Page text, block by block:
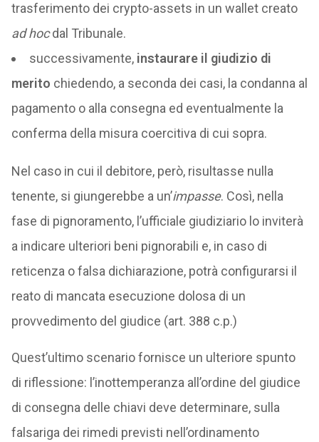
trasferimento dei crypto-assets in un wallet creato
ad hocdal Tribunale.
successivamente,instaurare il giudizio di
merito chiedendo, a seconda dei casi, la condanna al
pagamento o alla consegna ed eventualmente la
conferma della misura coercitiva di cui sopra.
Nel caso in cui il debitore, però, risultasse nulla
tenente, si giungerebbe a un’impasse. Così, nella
fase di pignoramento, l’ufficiale giudiziario lo inviterà
a indicare ulteriori beni pignorabili e, in caso di
reticenza o falsa dichiarazione, potrà configurarsi il
reato di mancata esecuzione dolosa di un
provvedimento del giudice (art. 388 c.p.)
Quest’ultimo scenario fornisce un ulteriore spunto
di riflessione: l’inottemperanza all’ordine del giudice
di consegna delle chiavi deve determinare, sulla
falsariga dei rimedi previsti nell’ordinamento